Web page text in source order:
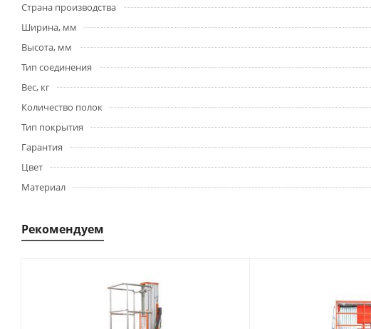
Страна производства
Ширина, мм
Высота, мм
Тип соединения
Вес, кг
Количество полок
Тип покрытия
Гарантия
Цвет
Материал
Рекомендуем